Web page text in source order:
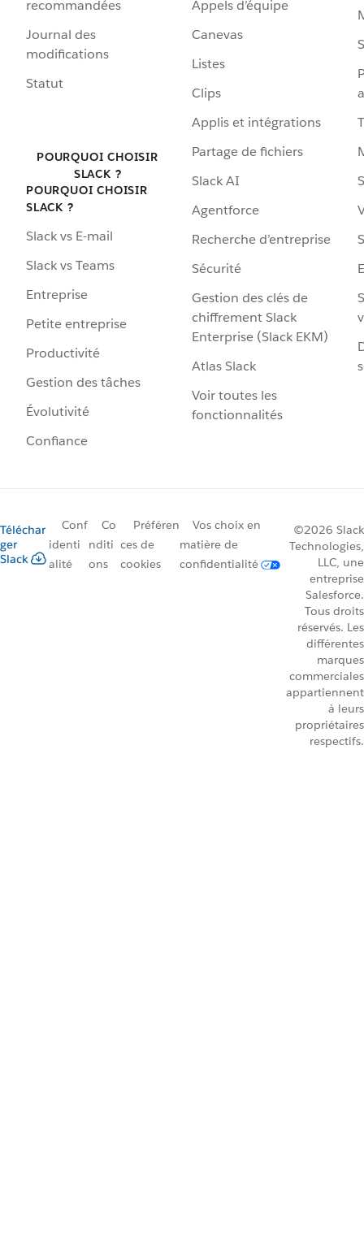
recommandées
Journal des
modifications
Statut
POURQUOI CHOISIR
SLACK ?
POURQUOI CHOISIR
SLACK ?
Slack vs E-mail
Slack vs Teams
Entreprise
Petite entreprise
Productivité
Gestion des tâches
Évolutivité
Confiance
Appels d’équipe
Canevas
Listes
Clips
Applis et intégrations
Partage de fichiers
Slack AI
Agentforce
Recherche d’entreprise
Sécurité
Gestion des clés de
chiffrement Slack
Enterprise (Slack EKM)
Atlas Slack
Voir toutes les
fonctionnalités
Téléchar
ger
Slack
Conf
identi
alité
Co
nditi
ons
Préféren
ces de
cookies
Vos choix en
matière de
confidentialité
©2026 Slack
Technologies,
LLC, une
entreprise
Salesforce.
Tous droits
réservés. Les
différentes
marques
commerciales
appartiennent
à leurs
propriétaires
respectifs.